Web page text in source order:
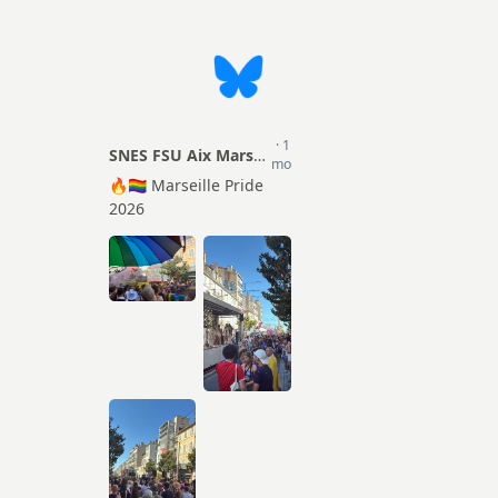
Agrégés
CPE
Psy-EN
Matériel pour les S1
Conseils Académiques et
Elections professionnelles
Lettres d’information
Rubrique Culture
Infos FSU